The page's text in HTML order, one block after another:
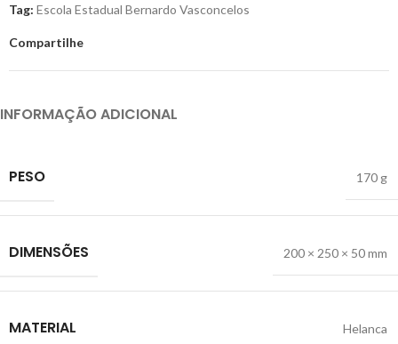
Tag: Escola Estadual Bernardo Vasconcelos
Compartilhe
INFORMAÇÃO ADICIONAL
PESO 170 g
DIMENSÕES 200 × 250 × 50 mm
MATERIAL Helanca